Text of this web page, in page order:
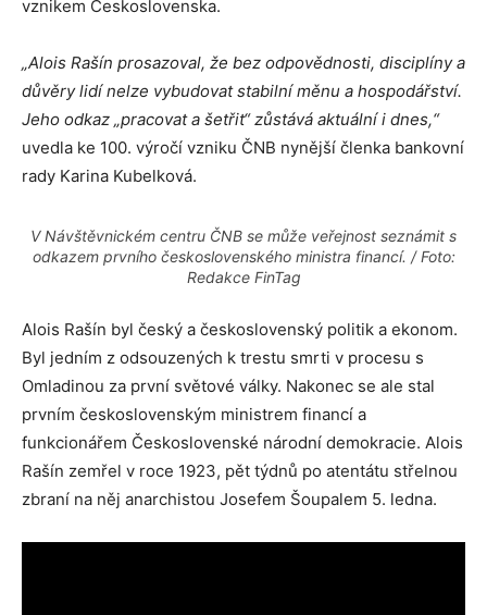
vznikem Československa.
„Alois Rašín prosazoval, že bez odpovědnosti, disciplíny a
důvěry lidí nelze vybudovat stabilní měnu a hospodářství.
Jeho odkaz „pracovat a šetřit“ zůstává aktuální i dnes,“
uvedla ke 100. výročí vzniku ČNB nynější členka bankovní
rady Karina Kubelková.
V Návštěvnickém centru ČNB se může veřejnost seznámit s
odkazem prvního československého ministra financí. / Foto:
Redakce FinTag
Alois Rašín byl český a československý politik a ekonom.
Byl jedním z odsouzených k trestu smrti v procesu s
Omladinou za první světové války. Nakonec se ale stal
prvním československým ministrem financí a
funkcionářem Československé národní demokracie. Alois
Rašín zemřel v roce 1923, pět týdnů po atentátu střelnou
zbraní na něj anarchistou Josefem Šoupalem 5. ledna.